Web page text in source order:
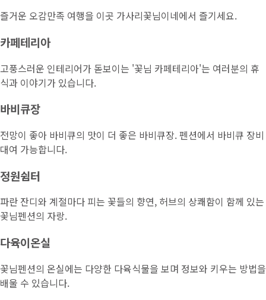
즐거운 오감만족 여행을 이곳 가사리꽃님이네에서 즐기세요.
카페테리아
고풍스러운 인테리어가 돋보이는 '꽃님 카페테리아'는 여러분의 휴
식과 이야기가 있습니다.
바비큐장
전망이 좋아 바비큐의 맛이 더 좋은 바비큐장. 펜션에서 바비큐 장비
대여 가능합니다.
정원쉼터
파란 잔디와 계절마다 피는 꽃들의 향연, 허브의 상쾌함이 함께 있는
꽃님펜션의 자랑.
다육이온실
꽃님펜션의 온실에는 다양한 다육식물을 보며 정보와 키우는 방법을
배울 수 있습니다.